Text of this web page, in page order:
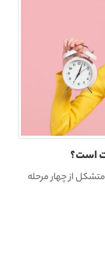
همانطور که پیش‌تر گفتیم، آزمون OET متشکل از چهار مرحله